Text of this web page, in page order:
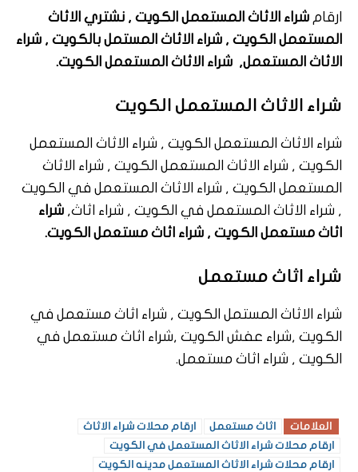
ارقام شراء الاثاث المستعمل الكويت , نشتري الاثاث
المستعمل الكويت , شراء الاثاث المستمل بالكويت , شراء
الاثاث المستعمل, شراء الاثاث المستعمل الكويت.
شراء الاثاث المستعمل الكويت
شراء الاثاث المستعمل الكويت , شراء الاثاث المستعمل
الكويت , شراء الاثاث المستعمل الكويت , شراء الاثاث
المستعمل الكويت , شراء الاثاث المستعمل في الكويت
, شراء الاثاث المستعمل في الكويت , شراء اثاث, شراء
اثاث مستعمل الكويت , شراء اثاث مستعمل الكويت.
شراء اثاث مستعمل
شراء الاثاث المستمل الكويت , شراء اثاث مستعمل في
الكويت ,شراء عفش الكويت ,شراء اثاث مستعمل في
الكويت , شراء اثاث مستعمل.
العلامات اثاث مستعمل
ارقام محلات شراء الاثاث
ارقام محلات شراء الاثاث المستعمل في الكويت
ارقام محلات شراء الاثاث المستعمل مدينه الكويت